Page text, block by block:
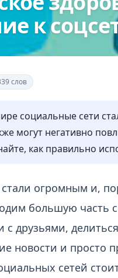
к
слов
социальные сети
могут негативно
как правильно
огромным и,
большую часть
с друзьями,
новости и просто
сетей